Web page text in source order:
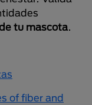
tu mascota.
of fiber and